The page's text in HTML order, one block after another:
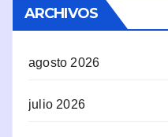
ARCHIVOS
agosto 2026
julio 2026